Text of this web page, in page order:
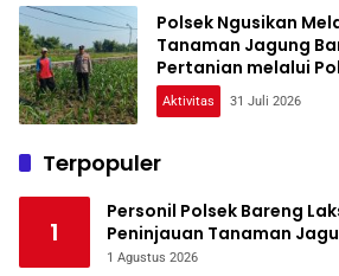
Polsek Ngusikan
Tanaman Jagung
Pertanian melalui
Aktivitas 31 Juli 2026
Terpopuler
1
Personil Polsek Bareng
Peninjauan Tanaman
Ketahanan Pangan
1 Agustus 2026